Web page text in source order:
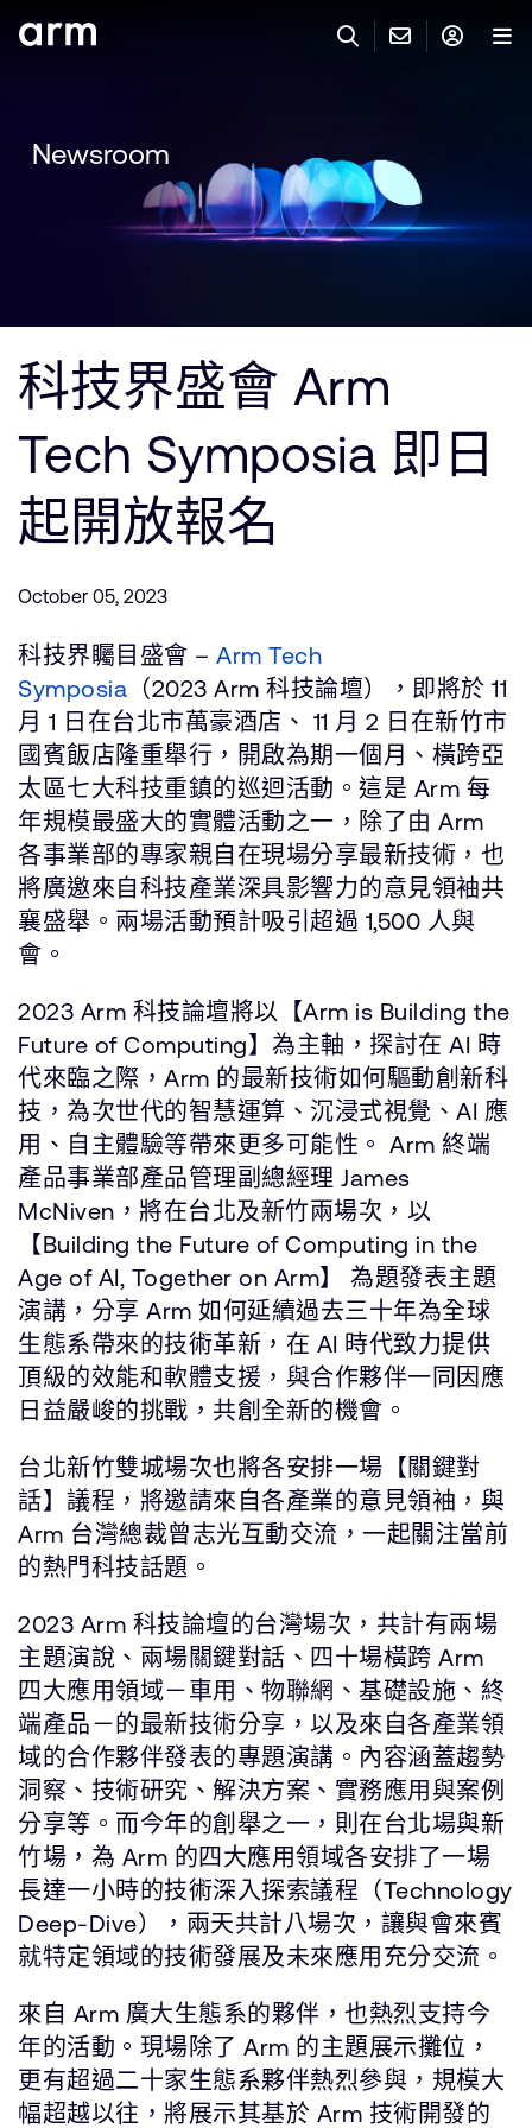
聯絡技術支援
IP 技術支援
Flexible Access 企業版
一般 IP 授權方案
其他事項
Arm Integrity Helpline
媒體聯絡
研究合作
網站
投資者
通報安全漏洞
Arm 全球總部
110 Fulbourn Road
Cambridge, UK
CB1 9NJ
Tel: + 44(1223) 400 400 [main reception]
Fax: + 44(1223) 400 410
查詢全球辦公室
登入以存取您的 Arm 帳號。
開發者
支援與訓練
公司資訊
Newsroom
科技界盛會 Arm
Tech Symposia 即日
起開放報名
October 05, 2023
科技界矚目盛會 – Arm Tech
Symposia （2023 Arm 科技論壇），即將於 11
月 1 日在台北市萬豪酒店、 11 月 2 日在新竹市
國賓飯店隆重舉行，開啟為期一個月、橫跨亞
太區七大科技重鎮的巡迴活動。這是 Arm 每
年規模最盛大的實體活動之一，除了由 Arm
各事業部的專家親自在現場分享最新技術，也
將廣邀來自科技產業深具影響力的意見領袖共
襄盛舉。兩場活動預計吸引超過 1,500 人與
會。
2023 Arm 科技論壇將以【Arm is Building the
Future of Computing】為主軸，探討在 AI 時
代來臨之際，Arm 的最新技術如何驅動創新科
技，為次世代的智慧運算、沉浸式視覺、AI 應
用、自主體驗等帶來更多可能性。 Arm 終端
產品事業部產品管理副總經理 James
McNiven，將在台北及新竹兩場次，以
【Building the Future of Computing in the
Age of AI, Together on Arm】 為題發表主題
演講，分享 Arm 如何延續過去三十年為全球
生態系帶來的技術革新，在 AI 時代致力提供
頂級的效能和軟體支援，與合作夥伴一同因應
日益嚴峻的挑戰，共創全新的機會。
台北新竹雙城場次也將各安排一場【關鍵對
話】議程，將邀請來自各產業的意見領袖，與
Arm 台灣總裁曾志光互動交流，一起關注當前
的熱門科技話題。
2023 Arm 科技論壇的台灣場次，共計有兩場
主題演說、兩場關鍵對話、四十場橫跨 Arm
四大應用領域－車用、物聯網、基礎設施、終
端產品－的最新技術分享，以及來自各產業領
域的合作夥伴發表的專題演講。內容涵蓋趨勢
洞察、技術研究、解決方案、實務應用與案例
分享等。而今年的創舉之一，則在台北場與新
竹場，為 Arm 的四大應用領域各安排了一場
長達一小時的技術深入探索議程（Technology
Deep-Dive），兩天共計八場次，讓與會來賓
就特定領域的技術發展及未來應用充分交流。
來自 Arm 廣大生態系的夥伴，也熱烈支持今
年的活動。現場除了 Arm 的主題展示攤位，
更有超過二十家生態系夥伴熱烈參與，規模大
幅超越以往，將展示其基於 Arm 技術開發的